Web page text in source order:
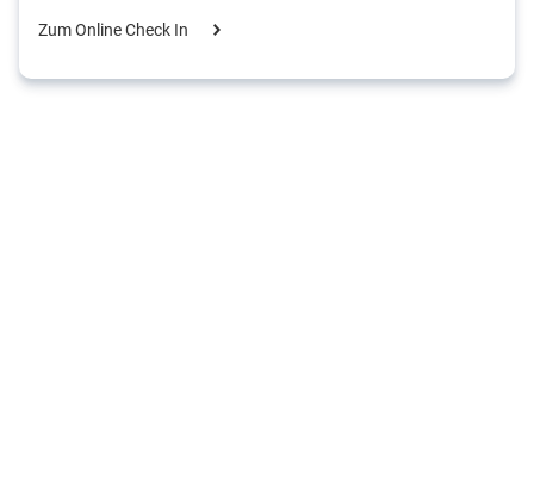
Zum Online Check In